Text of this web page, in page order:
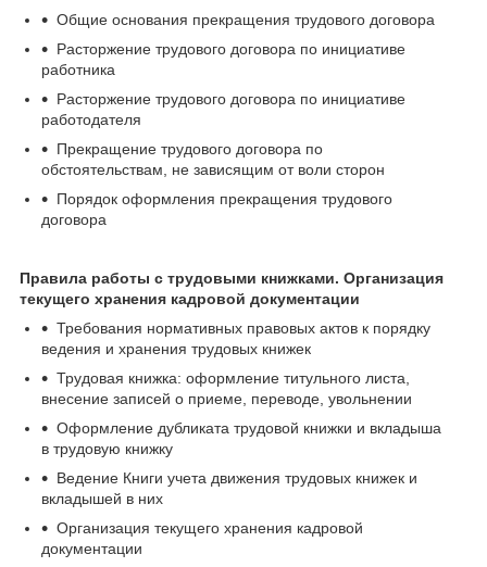
Общие основания прекращения трудового договора
Расторжение трудового договора по инициативе
работника
Расторжение трудового договора по инициативе
работодателя
Прекращение трудового договора по
обстоятельствам, не зависящим от воли сторон
Порядок оформления прекращения трудового
договора
Правила работы с трудовыми книжками. Организация
текущего хранения кадровой документации
Требования нормативных правовых актов к порядку
ведения и хранения трудовых книжек
Трудовая книжка: оформление титульного листа,
внесение записей о приеме, переводе, увольнении
Оформление дубликата трудовой книжки и вкладыша
в трудовую книжку
Ведение Книги учета движения трудовых книжек и
вкладышей в них
Организация текущего хранения кадровой
документации